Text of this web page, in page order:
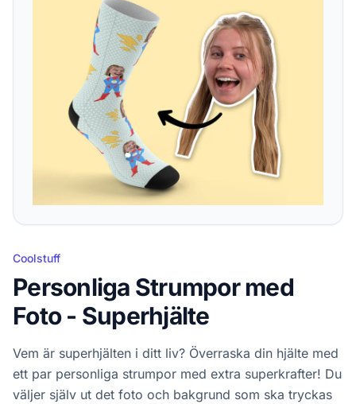
Coolstuff
Personliga Strumpor med
Foto - Superhjälte
Vem är superhjälten i ditt liv? Överraska din hjälte med
ett par personliga strumpor med extra superkrafter! Du
väljer själv ut det foto och bakgrund som ska tryckas